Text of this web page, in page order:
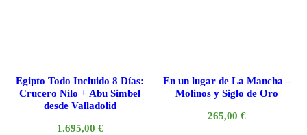
Egipto Todo Incluido 8 Días:
Crucero Nilo + Abu Simbel
desde Valladolid
1.695,00 €
En un lugar de La Mancha –
Molinos y Siglo de Oro
265,00€